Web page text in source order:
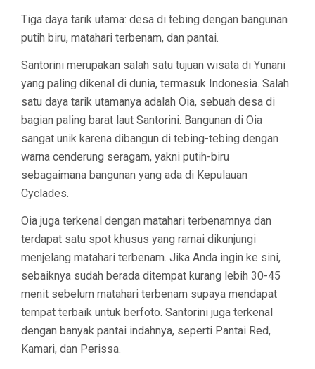
Tiga daya tarik utama: desa di tebing dengan bangunan
putih biru, matahari terbenam, dan pantai.
Santorini merupakan salah satu tujuan wisata di Yunani
yang paling dikenal di dunia, termasuk Indonesia. Salah
satu daya tarik utamanya adalah Oia, sebuah desa di
bagian paling barat laut Santorini. Bangunan di Oia
sangat unik karena dibangun di tebing-tebing dengan
warna cenderung seragam, yakni putih-biru
sebagaimana bangunan yang ada di Kepulauan
Cyclades.
Oia juga terkenal dengan matahari terbenamnya dan
terdapat satu spot khusus yang ramai dikunjungi
menjelang matahari terbenam. Jika Anda ingin ke sini,
sebaiknya sudah berada ditempat kurang lebih 30-45
menit sebelum matahari terbenam supaya mendapat
tempat terbaik untuk berfoto. Santorini juga terkenal
dengan banyak pantai indahnya, seperti Pantai Red,
Kamari, dan Perissa.